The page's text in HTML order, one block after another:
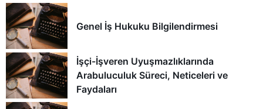
Genel İş Hukuku Bilgilendirmesi
İşçi-İşveren Uyuşmazlıklarında
Arabuluculuk Süreci, Neticeleri ve
Faydaları